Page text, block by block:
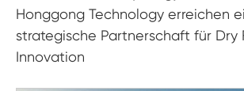
Honggong Technology erreichen
strategische Partnerschaft für Dry
Innovation